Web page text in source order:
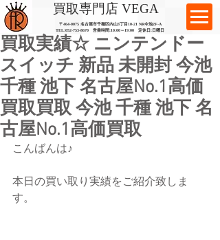
​買取専門店 VEGA
〒464-0075 名古屋市千種区内山3丁目10-21 ​ NR今池2F-A​
TEL:052-753-8670 営業時間:10:00～19:00​ 定休日:日曜日
買取実績☆ ニンテンドー
スイッチ 新品 未開封 今池
千種 池下 名古屋No.1高価
買取買取 今池 千種 池下 名
古屋No.1高価買取
こんばんは♪
本日の買い取り実績をご紹介致しま
す。